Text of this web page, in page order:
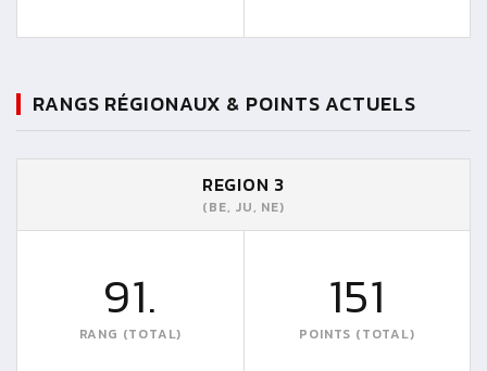
RANGS RÉGIONAUX & POINTS ACTUELS
REGION 3
(BE, JU, NE)
91.
RANG (TOTAL)
151
POINTS (TOTAL)